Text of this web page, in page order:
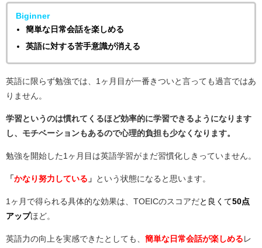
Biginner
簡単な日常会話を楽しめる
英語に対する苦手意識が消える
英語に限らず勉強では、1ヶ月目が一番きついと言っても過言ではあ
りません。
学習というのは慣れてくるほど効率的に学習できるようになります
し、モチベーションもあるので心理的負担も少なくなります。
勉強を開始した1ヶ月目は英語学習がまだ習慣化しきっていません。
「かなり努力している 」 という状態になると思います。
1ヶ月で得られる具体的な効果は、TOEICのスコアだと良くて50点
アップほど。
英語力の向上を実感できたとしても、 簡単な日常会話が楽しめる レ